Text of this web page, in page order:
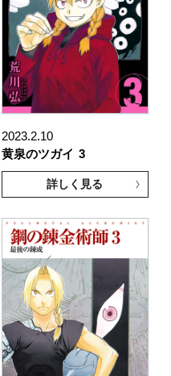
2023.2.10
黄泉のツガイ 3
詳しく見る